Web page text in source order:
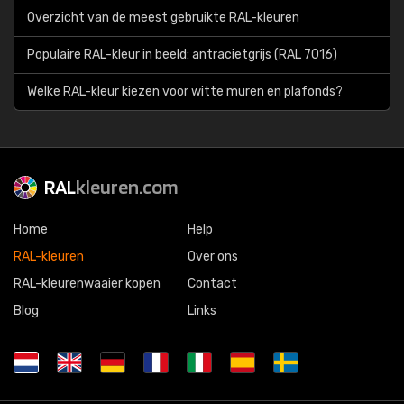
Overzicht van de meest gebruikte RAL-kleuren
Populaire RAL-kleur in beeld: antracietgrijs (RAL 7016)
Welke RAL-kleur kiezen voor witte muren en plafonds?
RALkleuren.com
Home
RAL-kleuren
RAL-kleurenwaaier kopen
Blog
Help
Over ons
Contact
Links